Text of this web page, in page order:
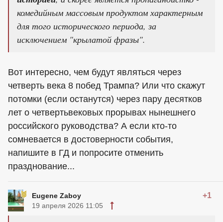
комедийным массовым продуктом характерным
для того исторического периода, за
исключением "крылатой фразы".
Вот интересно, чем будут являться через
четверть века 8 побед Трампа? Или что скажут
потомки (если останутся) через пару десятков
лет о четвертьвековых прорывах нынешнего
российского руководства? А если кто-то
сомневается в достоверности события,
напишите в ГД и попросите отменить
празднование...
Eugene Zaboy +1
19 апреля 2026 11:05